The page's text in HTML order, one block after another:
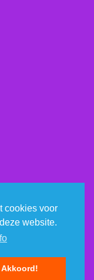
cookies voor
website.
Akkoord!